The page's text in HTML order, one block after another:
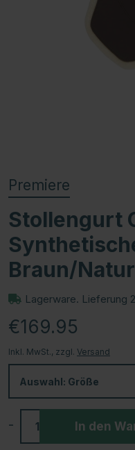
Premiere
Stollengurt
Braun/Natur
Lagerware. Lieferung
€169.95
Inkl. MwSt., zzgl. Versand
Auswahl: Größe
- In den